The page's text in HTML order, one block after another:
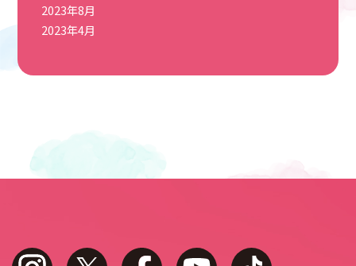
2023年8月
2023年4月
instagram twitter facebook youtube